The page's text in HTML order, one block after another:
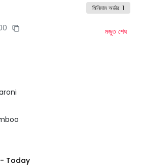
মিনিমাম অর্ডার: 1
মজুত শেষ
- Today